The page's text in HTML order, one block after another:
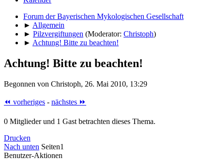
Forum der Bayerischen Mykologischen Gesellschaft
► Allgemein
► Pilzvergiftungen (Moderator: Christoph)
► Achtung! Bitte zu beachten!
Achtung! Bitte zu beachten!
Begonnen von Christoph, 26. Mai 2010, 13:29
⏪ vorheriges - nächstes ⏩
0 Mitglieder und 1 Gast betrachten dieses Thema.
Drucken
Nach unten Seiten1
Benutzer-Aktionen